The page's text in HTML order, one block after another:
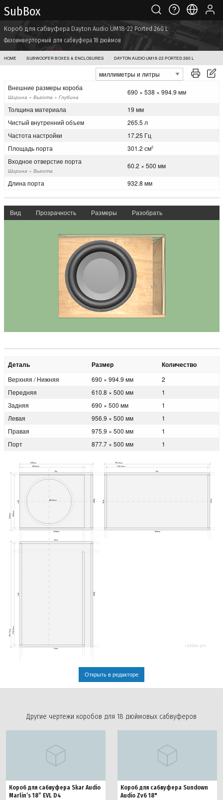
Sub Box
Короб для сабвуфера Dayton Audio UM18-22 Ported 260 L
Фазоинверторный для сабвуфера 18 дюймов
HOME SUBWOOFER BOXES & ENCLOSURES DAYTON AUDIO UM18-22 PORTED 260 L
Внешние размеры короба
Ширина × Высота × Глубина
690 × 538 × 994.9 мм
Толщина материала
19 мм
Чистый внутренний объем
265.5 л
Частота настройки
17.25 Гц
Площадь порта
301.2 см2
Входное отверстие порта
Ширина × Высота
60.2 × 500 мм
Длина порта 932.8 мм
Вид Прозрачность Размеры Разобрать
Деталь Размер Количество
Верхняя / Нижняя 690 × 994.9 мм
2
Передняя
610.8 × 500 мм
1
Задняя
690 × 500 мм
1
Левая
956.9 × 500 мм
1
Правая
975.9 × 500 мм
1
Порт
877.7 × 500 мм 1
Ø422мм
690мм
610.8мм
994.9мм
956.9мм
994.9мм 956.9мм
538мм 500мм
Top Top
Bottom Bottom
Rear
Front
Left Right Rear Front
Left Right
subbox.pro
Открыть в редакторе
Другие чертежи коробов для 18 дюймовых сабвуферов
Короб для сабвуфера Skar Audio
Marlin’s 18” EVL D4
Короб для сабвуфера Sundown
Audio Zv6 18"